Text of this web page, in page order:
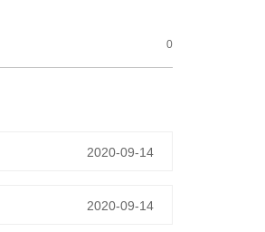
0
2020-09-14
2020-09-14